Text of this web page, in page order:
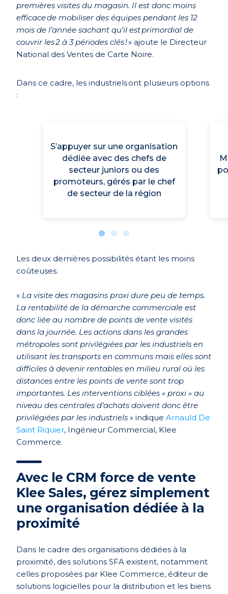
premières visites du magasin. Il est donc moins
efficace de mobiliser des équipes pendant les 12
mois de l’année sachant qu’il est primordial de
couvrir les 2 à 3 périodes clés !» ajoute le Directeur
National des Ventes de Carte Noire.
Dans ce cadre, les industriels ont plusieurs options
:
S’appuyer sur une organisation
dédiée avec des chefs de
secteur juniors ou des
promoteurs, gérés par le chef
de secteur de la région
Les deux dernières possibilités étant les moins
coûteuses.
« La visite des magasins proxi dure peu de temps.
La rentabilité de la démarche commerciale est
donc liée au nombre de points de vente visités
dans la journée. Les actions dans les grandes
métropoles sont privilégiées par les industriels en
utilisant les transports en communs mais elles sont
difficiles à devenir rentables en milieu rural où les
distances entre les points de vente sont trop
importantes. Les interventions ciblées « proxi » au
niveau des centrales d’achats doivent donc être
privilégiées par les industriels » indique Arnauld De
Saint Riquier, Ingénieur Commercial, Klee
Commerce.
Avec le CRM force de vente
Klee Sales, gérez simplement
une organisation dédiée à la
proximité
Dans le cadre des organisations dédiées à la
proximité, des solutions SFA existent, notamment
celles proposées par Klee Commerce, éditeur de
solutions logicielles pour la distribution et les biens